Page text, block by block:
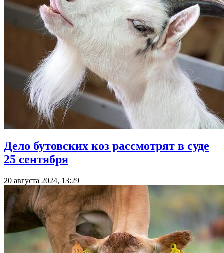
Дело бутовских коз рассмотрят в суде
25 сентября
20 августа 2024, 13:29